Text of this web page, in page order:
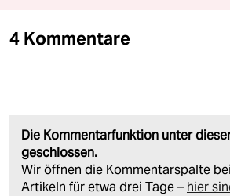
4 Kommentare
Die Kommentarfunktion unter
geschlossen.
Wir öffnen die Kommentarspalte
Artikeln für etwa drei Tage – hier